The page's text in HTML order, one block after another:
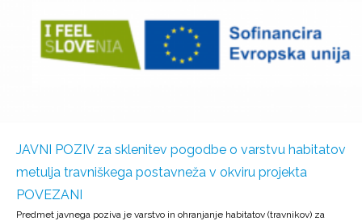
JAVNI POZIV za sklenitev pogodbe o varstvu habitatov
metulja travniškega postavneža v okviru projekta
POVEZANI
Predmet javnega poziva je varstvo in ohranjanje habitatov (travnikov) za